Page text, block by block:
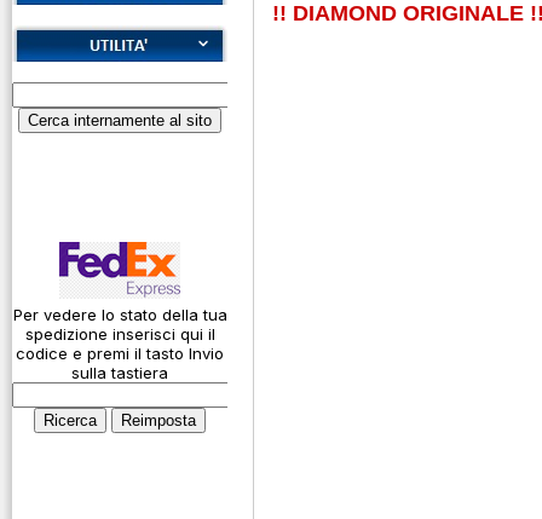
Cookies
Diritto di recesso
Garanzie
Alfabeto Fonetico
ICAO
Codice Q
Come si usa un
cavo
Connessioni
microfoniche
Cosa è l' ADS-B
Per vedere lo stato della tua
spedizione inserisci qui il
codice e premi il tasto Invio
sulla tastiera
!! DIAMOND ORIGINALE